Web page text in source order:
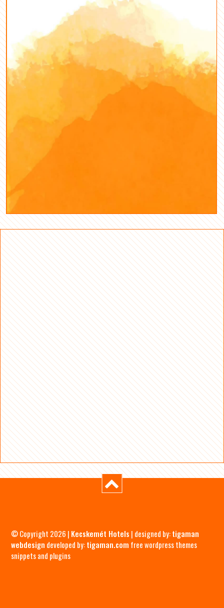
© Copyright 2026 | Kecskemét Hotels | designed by:tigaman
webdesign developed by:tigaman.com free wordpress themes
snippets and plugins